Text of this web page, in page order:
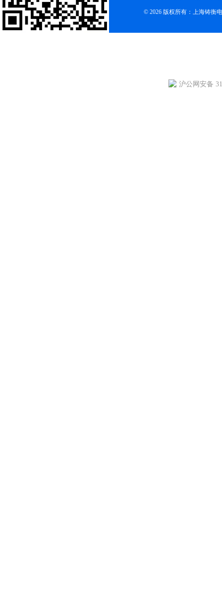
© 2026 版权所有：上海铸衡
沪公网安备